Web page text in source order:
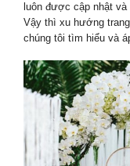
luôn được cập nhật
Vậy thì xu hướng
chúng tôi tìm hiểu và